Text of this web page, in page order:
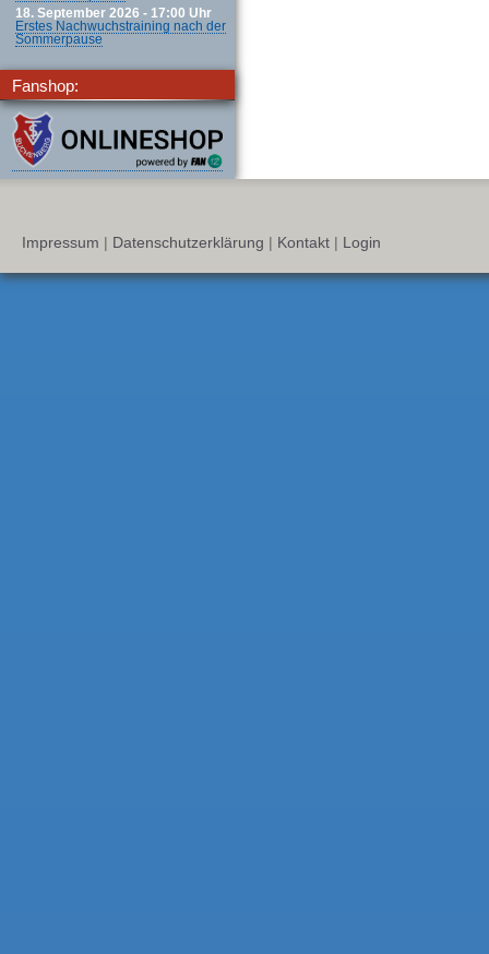
18. September 2026 - 17:00 Uhr
Erstes Nachwuchstraining nach der
Sommerpause
Fanshop:
Impressum | Datenschutzerklärung | Kontakt | Login